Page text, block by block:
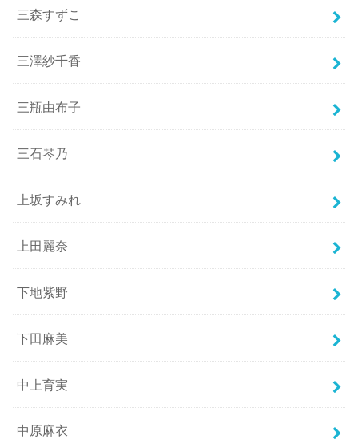
三森すずこ
三澤紗千香
三瓶由布子
三石琴乃
上坂すみれ
上田麗奈
下地紫野
下田麻美
中上育実
中原麻衣